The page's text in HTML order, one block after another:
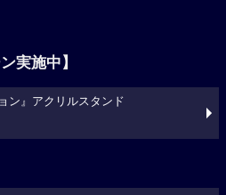
実施中】
ン』アクリルスタンド